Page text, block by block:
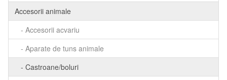
Accesorii animale
- Accesorii acvariu
- Aparate de tuns animale
- Castroane/boluri